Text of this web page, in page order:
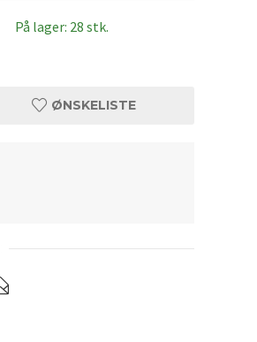
På lager: 28 stk.
ØNSKELISTE